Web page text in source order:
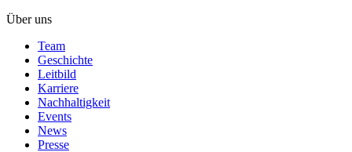
Über uns
Team
Geschichte
Leitbild
Karriere
Nachhaltigkeit
Events
News
Presse